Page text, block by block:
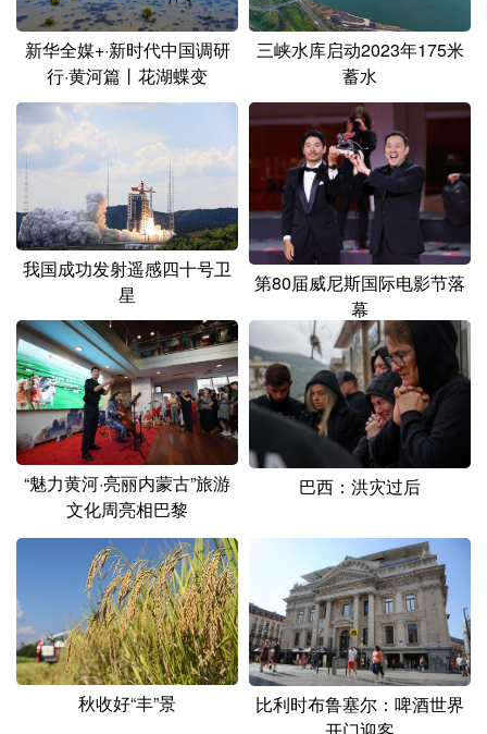
多语种频道
English Español
Русский язык 日本語 한국어
Deutsch Português
新华全媒+·新时代中国调研
行·黄河篇丨花湖蝶变
三峡水库启动2023年175米
蓄水
我国成功发射遥感四十号卫
星
第80届威尼斯国际电影节落
幕
“魅力黄河·亮丽内蒙古”旅游
文化周亮相巴黎
巴西：洪灾过后
秋收好“丰”景
比利时布鲁塞尔：啤酒世界